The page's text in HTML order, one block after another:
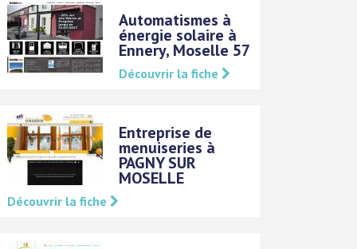
Automatismes à
énergie solaire à
Ennery, Moselle 57
Découvrir la fiche
Entreprise de
menuiseries à
PAGNY SUR
MOSELLE
Découvrir la fiche